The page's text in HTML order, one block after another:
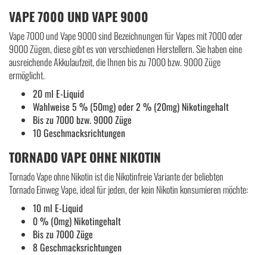
VAPE 7000 UND VAPE 9000
Vape 7000 und Vape 9000 sind Bezeichnungen für Vapes mit 7000 oder
9000 Zügen, diese gibt es von verschiedenen Herstellern. Sie haben eine
ausreichende Akkulaufzeit, die Ihnen bis zu 7000 bzw. 9000 Züge
ermöglicht.
20 ml E-Liquid
Wahlweise 5 % (50mg) oder 2 % (20mg) Nikotingehalt
Bis zu 7000 bzw. 9000 Züge
10 Geschmacksrichtungen
TORNADO VAPE OHNE NIKOTIN
Tornado Vape ohne Nikotin ist die Nikotinfreie Variante der beliebten
Tornado Einweg Vape, ideal für jeden, der kein Nikotin konsumieren möchte:
10 ml E-Liquid
0 % (0mg) Nikotingehalt
Bis zu 7000 Züge
8 Geschmacksrichtungen